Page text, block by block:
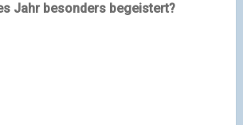
Jahr besonders begeistert?